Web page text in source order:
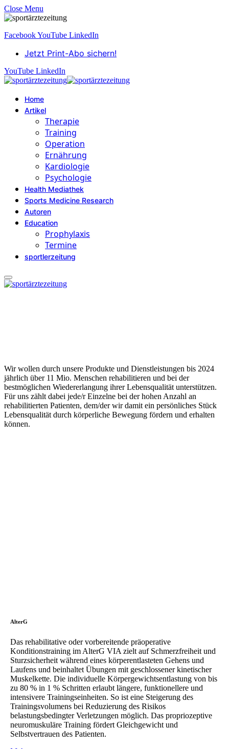
Close Menu
FacebookYouTube LinkedIn
Jetzt Print-Abo sichern!
YouTube LinkedIn
Home
Artikel
Therapie
Training
Operation
Ernährung
Kardiologie
Psychologie
Health Mediathek
Sports Medicine Research
Autoren
Education
Prophylaxis
Termine
sportlerzeitung
Wir wollen durch unsere Produkte und Dienstleistungen bis 2024
jährlich über 11 Mio. Menschen rehabilitieren und bei der
bestmöglichen Wiedererlangung ihrer Lebensqualität unterstützen.
Für uns zählt dabei jede/r Einzelne bei der hohen Anzahl an
rehabilitierten Patienten, dem/der wir damit ein persönliches Stück
Lebensqualität durch körperliche Bewegung fördern und erhalten
können.
AlterG
Das rehabilitative oder vorbereitende präoperative
Konditionstraining im AlterG VIA zielt auf Schmerzfreiheit und
Sturzsicherheit während eines körperentlasteten Gehens und
Laufens und beinhaltet Übungen mit geschlossener kinetischer
Muskelkette. Die individuelle Körpergewichtsentlastung von bis
zu 80 % in 1 % Schritten erlaubt längere, funktionellere und
intensivere Trainingseinheiten. So ist eine Steigerung des
Trainingsvolumens bei Reduzierung des Risikos
belastungsbedingter Verletzungen möglich. Das propriozeptive
neuromuskuläre Training fördert Gleichgewicht und
Selbstvertrauen des Patienten.